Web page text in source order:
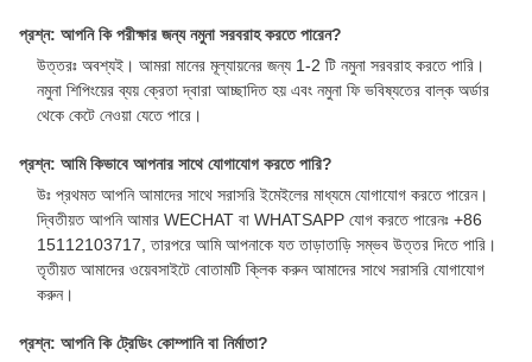
প্রশ্ন: আপনি কি পরীক্ষার জন্য নমুনা সরবরাহ করতে পারেন?
উত্তরঃ অবশ্যই। আমরা মানের মূল্যায়নের জন্য 1-2 টি নমুনা সরবরাহ করতে পারি।
নমুনা শিপিংয়ের ব্যয় ক্রেতা দ্বারা আচ্ছাদিত হয় এবং নমুনা ফি ভবিষ্যতের বাল্ক অর্ডার
থেকে কেটে নেওয়া যেতে পারে।
প্রশ্ন: আমি কিভাবে আপনার সাথে যোগাযোগ করতে পারি?
উঃ প্রথমত আপনি আমাদের সাথে সরাসরি ইমেইলের মাধ্যমে যোগাযোগ করতে পারেন।
দ্বিতীয়ত আপনি আমার WECHAT বা WHATSAPP যোগ করতে পারেনঃ +86
15112103717, তারপরে আমি আপনাকে যত তাড়াতাড়ি সম্ভব উত্তর দিতে পারি।
তৃতীয়ত আমাদের ওয়েবসাইটে বোতামটি ক্লিক করুন আমাদের সাথে সরাসরি যোগাযোগ
করুন।
প্রশ্ন: আপনি কি ট্রেডিং কোম্পানি বা নির্মাতা?